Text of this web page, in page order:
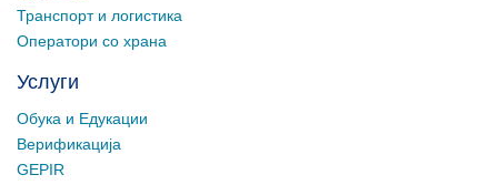
Транспорт и логистика
Оператори со храна
Услуги
Обука и Едукации
Верификација
GEPIR